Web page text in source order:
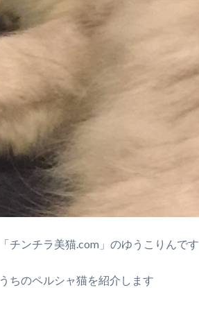
「チンチラ美猫.com」のゆうこりんです
うちのペルシャ猫を紹介します